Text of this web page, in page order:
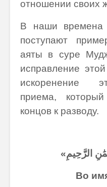
отношении своих
В наши времена
поступают
аяты в суре
исправление
искоренение
приема,
концов к разводу.
Во